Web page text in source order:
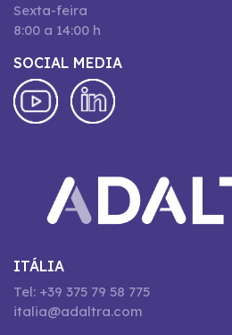
Sexta-feira
8:00 a 14:00 h
SOCIAL MEDIA
ITÁLIA
Tel: +39 375 79 58 775
italia@adaltra.com